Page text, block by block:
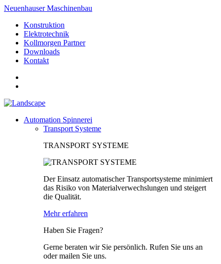
Neuenhauser Maschinenbau
Konstruktion
Elektrotechnik
Kollmorgen Partner
Downloads
Kontakt
Automation Spinnerei
Transport Systeme
TRANSPORT SYSTEME
Der Einsatz automatischer Transportsysteme minimiert
das Risiko von Materialverwechslungen und steigert
die Qualität.
Mehr erfahren
Haben Sie Fragen?
Gerne beraten wir Sie persönlich. Rufen Sie uns an
oder mailen Sie uns.